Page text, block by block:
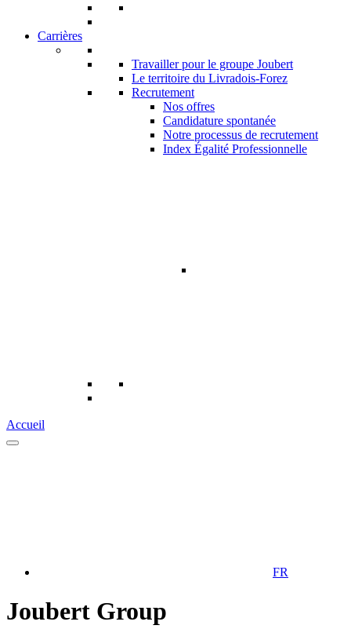
Carrières
Travailler pour le groupe Joubert
Le territoire du Livradois-Forez
Recrutement
Nos offres
Candidature spontanée
Notre processus de recrutement
Index Égalité Professionnelle
Accueil
FR
Joubert Group